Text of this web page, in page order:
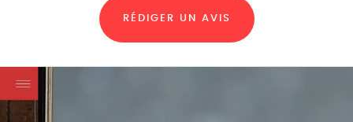
RÉDIGER UN AVIS